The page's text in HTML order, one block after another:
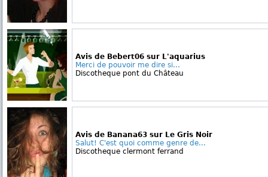
Avis de Bebert06 sur L'aquarius
Merci de pouvoir me dire si...
Discotheque pont du Château
Avis de Banana63 sur Le Gris Noir
Salut! C'est quoi comme genre de...
Discotheque clermont ferrand